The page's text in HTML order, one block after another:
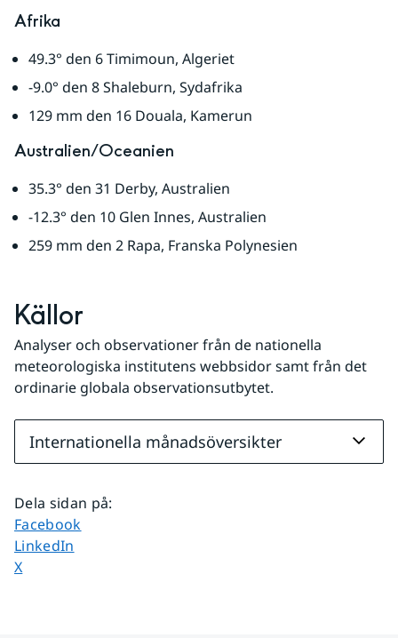
Afrika
49.3° den 6 Timimoun, Algeriet
-9.0° den 8 Shaleburn, Sydafrika
129 mm den 16 Douala, Kamerun
Australien/Oceanien
35.3° den 31 Derby, Australien
-12.3° den 10 Glen Innes, Australien
259 mm den 2 Rapa, Franska Polynesien
Källor
Analyser och observationer från de nationella
meteorologiska institutens webbsidor samt från det
ordinarie globala observationsutbytet.
Internationella månadsöversikter
Dela sidan på:
Dela sidan på
Facebook
Dela sidan på
LinkedIn
Dela sidan på
X